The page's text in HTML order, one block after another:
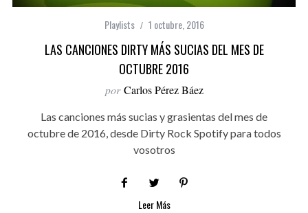
Playlists 1 octubre, 2016
LAS CANCIONES DIRTY MÁS SUCIAS DEL MES DE
OCTUBRE 2016
por Carlos Pérez Báez
Las canciones más sucias y grasientas del mes de
octubre de 2016, desde Dirty Rock Spotify para todos
vosotros
Leer Más